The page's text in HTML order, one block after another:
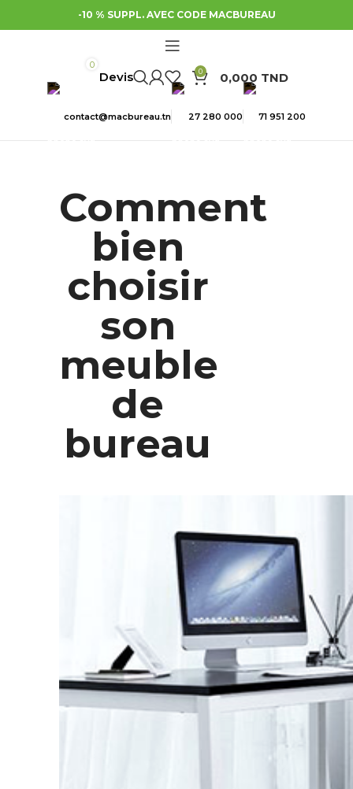
-10 % SUPPL. AVEC CODE MACBUREAU
0
0 0,000 TND
contact@macbureau.tn 27 280 000 71 951 200
Comment
bien
choisir
son
meuble
de
bureau